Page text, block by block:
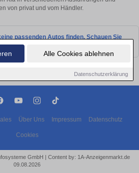
Alle Cookies ablehnen
Datenschutzerklärung
von privat und vom Händler.
passenden Autos finden. Schauen Sie
Über Uns Impressum Datenschutz
Cookies
GmbH | Content by: 1A-Anzeigenmarkt.de
09.08.2026